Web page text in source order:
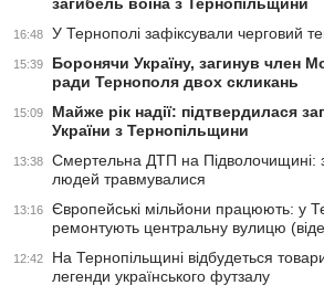
16:48 У Тернополі зафіксували черговий
15:39
Боронячи Україну, загинув член
ради Тернополя двох скликань
15:09
Майже рік надії: підтвердилася
України з Тернопільщини
13:38
Смертельна ДТП на Підволочищині:
людей травмувалися
13:16
Європейські мільйони працюють: у
ремонтують центральну вулицю
12:42
На Тернопільщині відбудеться
легенди українського футзалу